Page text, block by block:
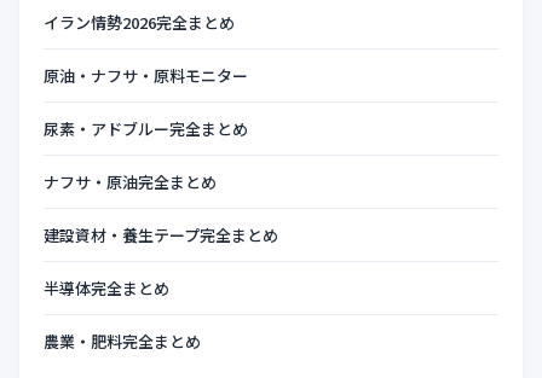
イラン情勢2026完全まとめ
原油・ナフサ・原料モニター
尿素・アドブルー完全まとめ
ナフサ・原油完全まとめ
建設資材・養生テープ完全まとめ
半導体完全まとめ
農業・肥料完全まとめ